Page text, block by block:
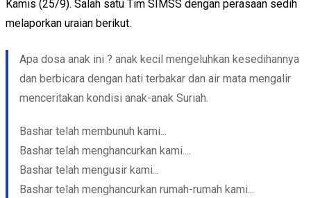
Kamis (25/9). Salah satu Tim SIMSS dengan perasaan sedih
melaporkan uraian berikut.
Apa dosa anak ini ? anak kecil mengeluhkan kesedihannya
dan berbicara dengan hati terbakar dan air mata mengalir
menceritakan kondisi anak-anak Suriah.
Bashar telah membunuh kami...
Bashar telah menghancurkan kami....
Bashar telah mengusir kami...
Bashar telah menghancurkan rumah-rumah kami...